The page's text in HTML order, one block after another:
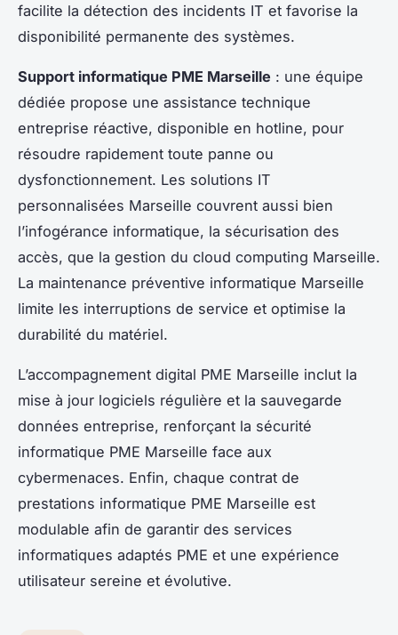
facilite la détection des incidents IT et favorise la
disponibilité permanente des systèmes.
Support informatique PME Marseille : une équipe
dédiée propose une assistance technique
entreprise réactive, disponible en hotline, pour
résoudre rapidement toute panne ou
dysfonctionnement. Les solutions IT
personnalisées Marseille couvrent aussi bien
l’infogérance informatique, la sécurisation des
accès, que la gestion du cloud computing Marseille.
La maintenance préventive informatique Marseille
limite les interruptions de service et optimise la
durabilité du matériel.
L’accompagnement digital PME Marseille inclut la
mise à jour logiciels régulière et la sauvegarde
données entreprise, renforçant la sécurité
informatique PME Marseille face aux
cybermenaces. Enfin, chaque contrat de
prestations informatique PME Marseille est
modulable afin de garantir des services
informatiques adaptés PME et une expérience
utilisateur sereine et évolutive.